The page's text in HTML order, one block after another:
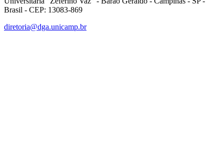
Brasil - CEP: 13083-869
diretoria@dga.unicamp.br